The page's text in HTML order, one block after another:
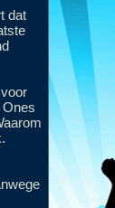
dat